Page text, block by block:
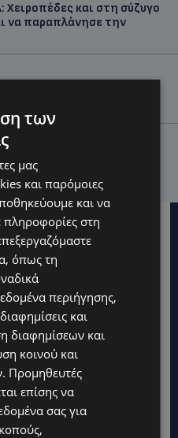
Χειροπέδες και στη σύζυγο
να παραπλάνησε την
γυναίκα – Η
σε βίντεο
των
μας
και παρόμοιες
και να
στη
όπως τη
περιήγησης,
και
διαφημίσεων και
κοινού και
Προμηθευτές
επίσης να
σας για